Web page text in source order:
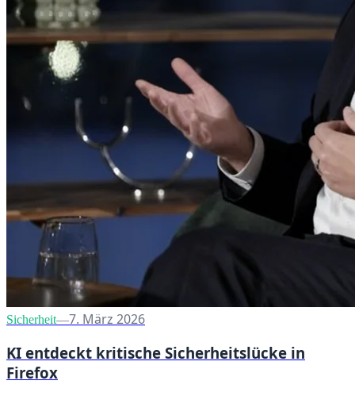
Sicherheit—7. März 2026
KI entdeckt kritische Sicherheitslücke in
Firefox